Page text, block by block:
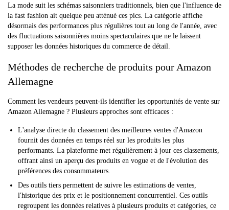
La mode suit les schémas saisonniers traditionnels, bien que l'influence de
la fast fashion ait quelque peu atténué ces pics. La catégorie affiche
désormais des performances plus régulières tout au long de l'année, avec
des fluctuations saisonnières moins spectaculaires que ne le laissent
supposer les données historiques du commerce de détail.
Méthodes de recherche de produits pour Amazon
Allemagne
Comment les vendeurs peuvent-ils identifier les opportunités de vente sur
Amazon Allemagne ? Plusieurs approches sont efficaces :
L'analyse directe du classement des meilleures ventes d'Amazon
fournit des données en temps réel sur les produits les plus
performants. La plateforme met régulièrement à jour ces classements,
offrant ainsi un aperçu des produits en vogue et de l'évolution des
préférences des consommateurs.
Des outils tiers permettent de suivre les estimations de ventes,
l'historique des prix et le positionnement concurrentiel. Ces outils
regroupent les données relatives à plusieurs produits et catégories, ce